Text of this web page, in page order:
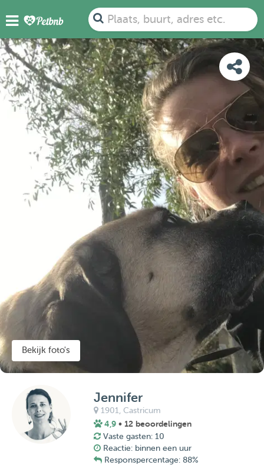
Plaats, buurt, adres etc.
FOTO'S BEOORDELINGEN KAART
Bekijk foto's
Jennifer
1901,Castricum
4,9 • 12 beoordelingen
Vaste gasten: 10
Reactie: binnen een uur
Responspercentage: 88%